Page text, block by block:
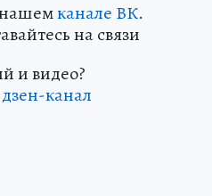
нашемканале ВК.
на связи
и видео?
дзен-канал